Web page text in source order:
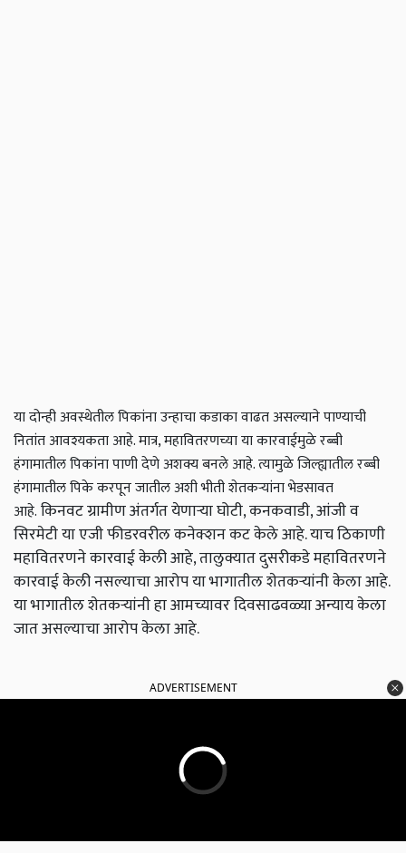
या दोन्ही अवस्थेतील पिकांना उन्हाचा कडाका वाढत असल्याने पाण्याची
नितांत आवश्यकता आहे. मात्र, महावितरणच्या या कारवाईमुळे रब्बी
हंगामातील पिकांना पाणी देणे अशक्य बनले आहे. त्यामुळे जिल्ह्यातील रब्बी
हंगामातील पिके करपून जातील अशी भीती शेतकऱ्यांना भेडसावत
आहे.किनवट ग्रामीण अंतर्गत येणाऱ्या घोटी, कनकवाडी, आंजी व
सिरमेटी या एजी फीडरवरील कनेक्शन कट केले आहे. याच ठिकाणी
महावितरणने कारवाई केली आहे, तालुक्यात दुसरीकडे महावितरणने
कारवाई केली नसल्याचा आरोप या भागातील शेतकऱ्यांनी केला आहे.
या भागातील शेतकऱ्यांनी हा आमच्यावर दिवसाढवळ्या अन्याय केला
जात असल्याचा आरोप केला आहे.
ADVERTISEMENT